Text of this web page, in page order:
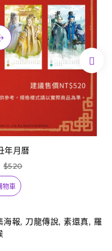
年月曆
$520
物車

海報, 刀龍傳說, 素還真, 羅